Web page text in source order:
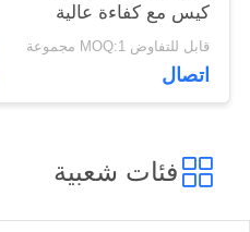
سياسة
الخصوصية
كيس مع كفاءة عالية
التنظيف
قابل للتفاوض MOQ:1 مجموعة
اتصال
فئات شعبية